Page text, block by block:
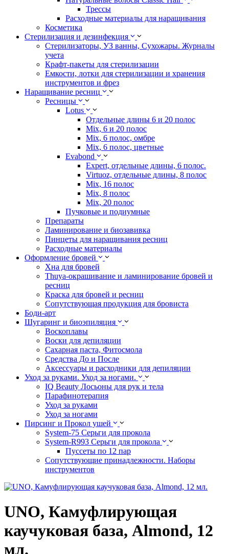
Трессы
Расходные материалы для наращивания
Косметика
Стерилизация и дезинфекция
Стерилизаторы, УЗ ванны, Сухожары. Журналы
учета
Крафт-пакеты для стерилизации
Емкости, лотки для стерилизации и хранения
инструментов и фрез
Наращивание ресниц
Ресницы
Lotus
Отдельные длины 6 и 20 полос
Mix, 6 и 20 полос
Mix, 6 полос, омбре
Mix, 6 полос, цветные
Evabond
Expert, отдельные длины, 6 полос.
Virtuoz, отдельные длины, 8 полос
Mix, 16 полос
Mix, 8 полос
Mix, 20 полос
Пучковые и подиумные
Препараты
Ламинирование и биозавивка
Пинцеты для наращивания ресниц
Расходные материалы
Оформление бровей
Хна для бровей
Thuya-окрашивание и ламинирование бровей и
ресниц
Краска для бровей и ресниц
Сопутствующая продукция для бровиста
Боди-арт
Шугаринг и биоэпиляция
Воскоплавы
Воски для депиляции
Сахарная паста, Фитосмола
Средства До и После
Аксессуары и расходники для депиляции
Уход за руками. Уход за ногами.
IQ Beauty Лосьоны для рук и тела
Парафинотерапия
Уход за руками
Уход за ногами
Пирсинг и Прокол ушей
System-75 Серьги для прокола
System-R993 Серьги для прокола
Пуссеты по 12 пар
Cопутствующие принадлежности. Наборы
инструментов
UNO, Камуфлирующая
каучуковая база, Almond, 12
мл.